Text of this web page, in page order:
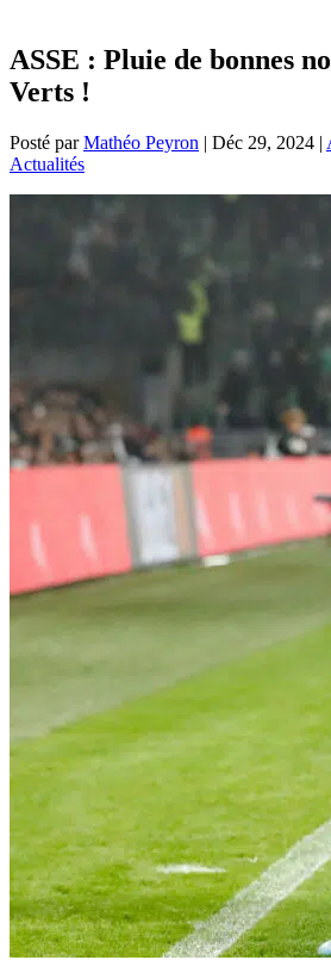
ASSE : Pluie de bonnes
Verts !
Posté parMathéo Peyron | Déc 29, 2024 |
Actualités